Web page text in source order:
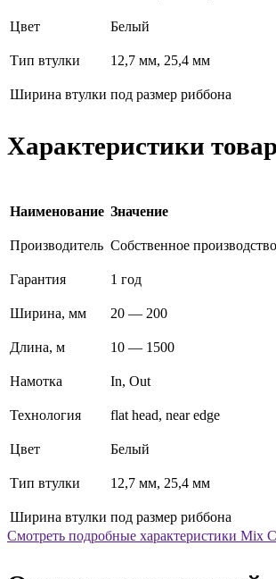
Цвет Белый
Тип втулки 12,7 мм, 25,4 мм
Ширина втулки под размер риббона
Характеристики
Наименование Значение
Производитель Собственное производство
Гарантия 1 год
Ширина, мм 20 — 200
Длина, м 10 — 1500
Намотка In, Out
Технология flat head, near edge
Цвет Белый
Тип втулки 12,7 мм, 25,4 мм
Ширина втулки под размер риббона
Смотреть подробные характеристики Mix